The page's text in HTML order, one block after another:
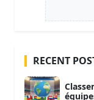
RECENT